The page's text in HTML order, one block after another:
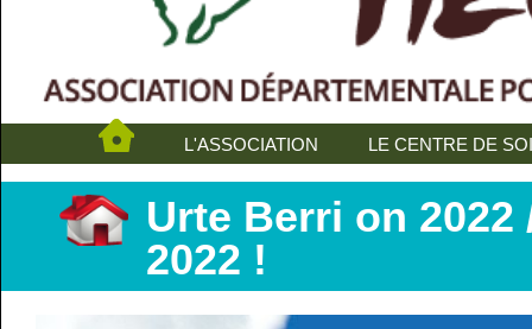
L'ASSOCIATION LE CENTRE DE
Urte Berri on 2022
2022 !